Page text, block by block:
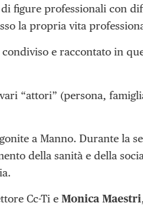
figure professionali con
la propria vita
e raccontato in
“attori” (persona,
a Manno. Durante la
della sanità e della
Cc-Ti e Monica Maestri